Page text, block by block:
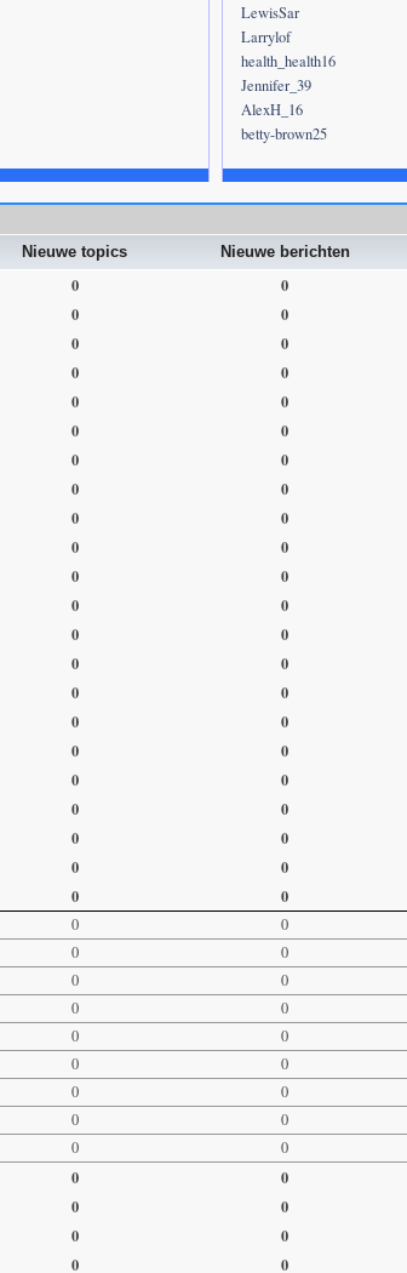
LewisSar
Larrylof
health_health16
Jennifer_39
AlexH_16
betty-brown25
Nieuwe topics Nieuwe berichten
0 0
0 0
0 0
0 0
0 0
0 0
0 0
0 0
0 0
0 0
0 0
0 0
0 0
0 0
0 0
0 0
0 0
0 0
0 0
0 0
0 0
0 0
0 0
0 0
0 0
0 0
0 0
0 0
0 0
0 0
0 0
0 0
0 0
0 0
0 0